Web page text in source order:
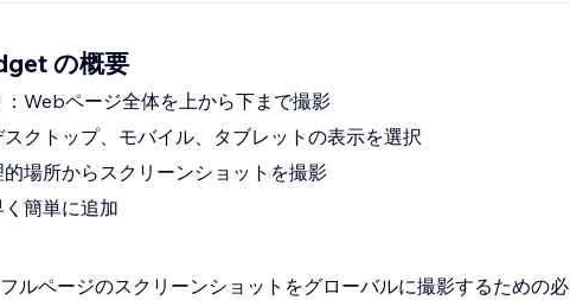
の概要
Webページ全体を上から下まで撮影
クトップ、モバイル、タブレットの表示を選択
場所からスクリーンショットを撮影
簡単に追加
ルページのスクリーンショットをグローバルに撮影するための必